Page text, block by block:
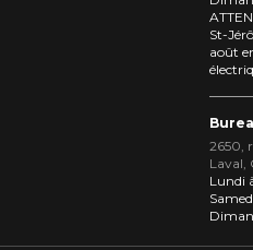
St-
août
2650,
Laval,
Lundi